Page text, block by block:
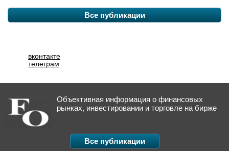
Все публикации
вконтакте
телеграм
Объективная информация о финансовых
рынках, инвестировании и торговле на бирже
Все публикации